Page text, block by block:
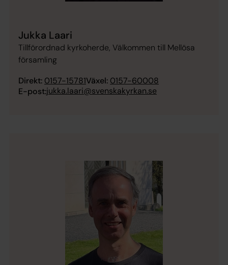
Jukka Laari
Tillförordnad kyrkoherde, Välkommen till Mellösa
församling
Direkt: 0157-15781Växel: 0157-60008
E-post:jukka.laari@svenskakyrkan.se